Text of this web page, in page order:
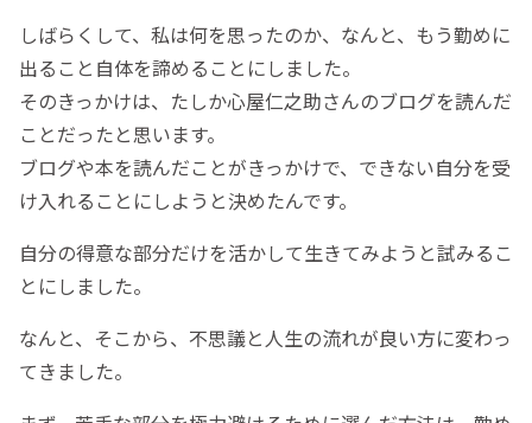
しばらくして、私は何を思ったのか、なんと、もう勤めに
出ること自体を諦めることにしました。
そのきっかけは、たしか心屋仁之助さんのブログを読んだ
ことだったと思います。
ブログや本を読んだことがきっかけで、できない自分を受
け入れることにしようと決めたんです。
自分の得意な部分だけを活かして生きてみようと試みるこ
とにしました。
なんと、そこから、不思議と人生の流れが良い方に変わっ
てきました。